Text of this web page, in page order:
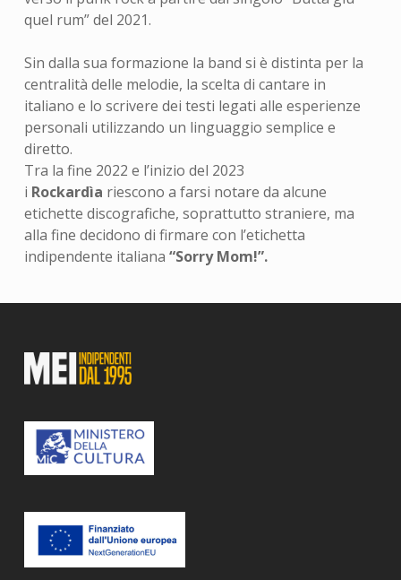
quel rum” del 2021.
Sin dalla sua formazione la band si è distinta per la
centralità delle melodie, la scelta di cantare in
italiano e lo scrivere dei testi legati alle esperienze
personali utilizzando un linguaggio semplice e
diretto.
Tra la fine 2022 e l’inizio del 2023
i Rockardìa riescono a farsi notare da alcune
etichette discografiche, soprattutto straniere, ma
alla fine decidono di firmare con l’etichetta
indipendente italiana “Sorry Mom!”.